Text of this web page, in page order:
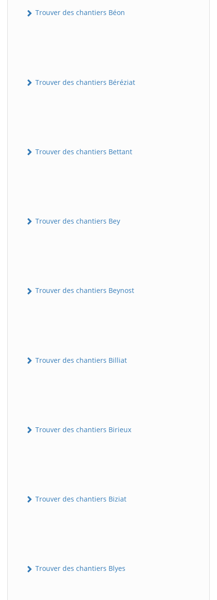
Trouver des chantiers Béon
Trouver des chantiers Béréziat
Trouver des chantiers Bettant
Trouver des chantiers Bey
Trouver des chantiers Beynost
Trouver des chantiers Billiat
Trouver des chantiers Birieux
Trouver des chantiers Biziat
Trouver des chantiers Blyes